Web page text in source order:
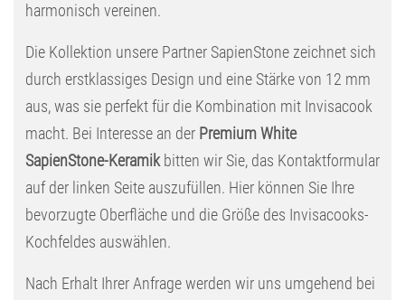
harmonisch vereinen.
Die Kollektion unsere Partner SapienStone zeichnet sich
durch erstklassiges Design und eine Stärke von 12 mm
aus, was sie perfekt für die Kombination mit Invisacook
macht. Bei Interesse an der Premium White
SapienStone-Keramikbitten wir Sie, das Kontaktformular
auf der linken Seite auszufüllen. Hier können Sie Ihre
bevorzugte Oberfläche und die Größe des Invisacooks-
Kochfeldes auswählen.
Nach Erhalt Ihrer Anfrage werden wir uns umgehend bei